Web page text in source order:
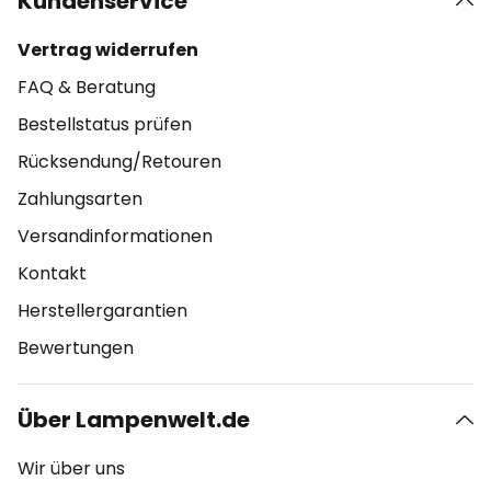
Vertrag widerrufen
FAQ & Beratung
Bestellstatus prüfen
Rücksendung/Retouren
Zahlungsarten
Versandinformationen
Kontakt
Herstellergarantien
Bewertungen
Über Lampenwelt.de
Wir über uns